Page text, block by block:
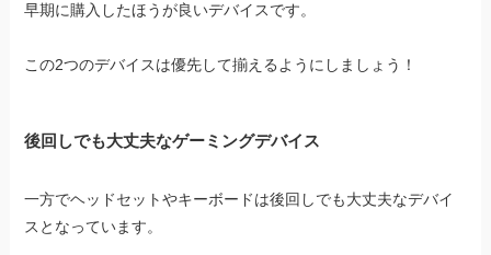
早期に購入したほうが良いデバイスです。
この2つのデバイスは優先して揃えるようにしましょう！
後回しでも大丈夫なゲーミングデバイス
一方でヘッドセットやキーボードは後回しでも大丈夫なデバイ
スとなっています。